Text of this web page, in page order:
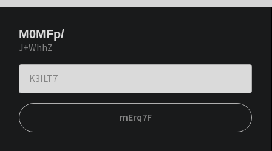
M0MFp/
J+WhhZ
mErq7F